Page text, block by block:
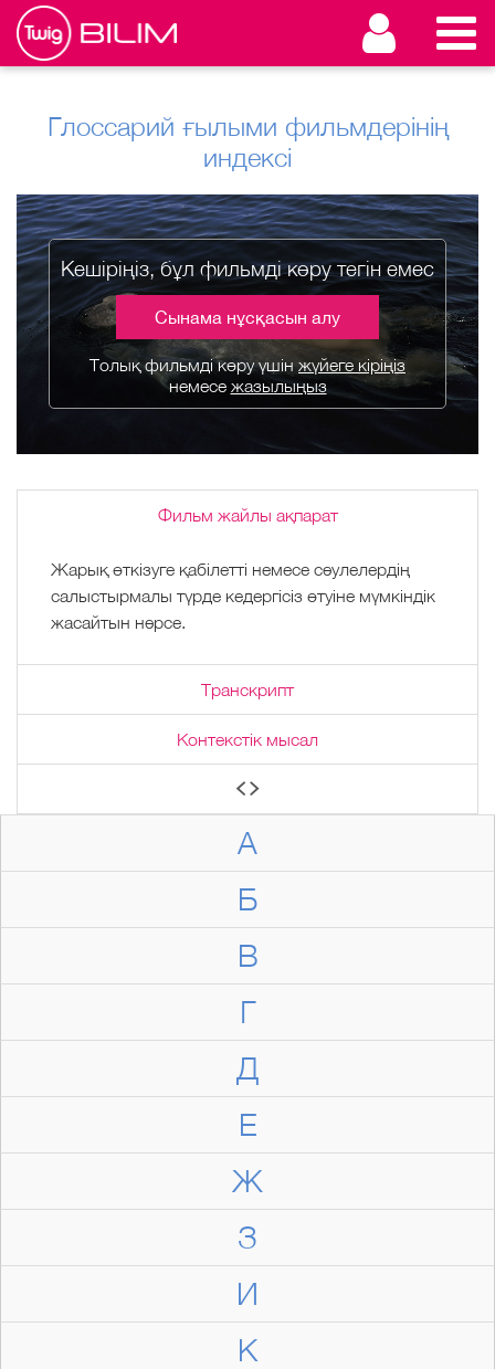
Глоссарий ғылыми фильмдерінің
индексі
А
Б
В
Г
Д
Е
Ж
З
И
К
Кешіріңіз, бұл фильмді көру тегін емес
Сынама нұсқасын алу
Толық фильмді көру үшінжүйеге кіріңіз
немесе жазылыңыз
Фильм жайлы ақпарат
Жарық өткізуге қабілетті немесе сәулелердің
салыстырмалы түрде кедергісіз өтуіне мүмкіндік
жасайтын нәрсе.
Транскрипт
Контекстік мысал